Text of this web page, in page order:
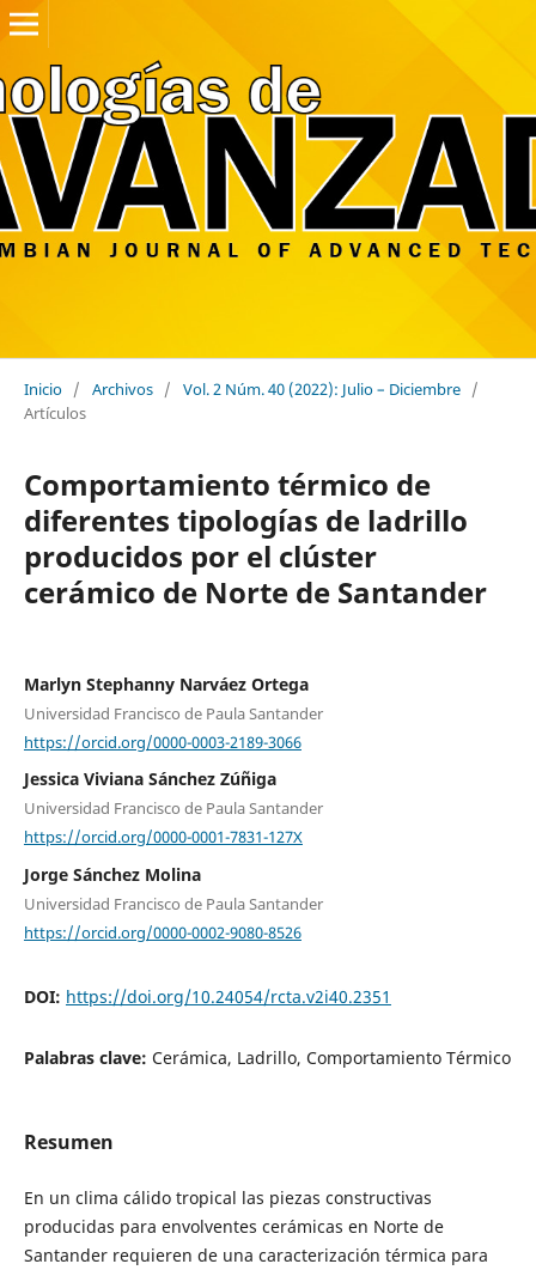
Inicio / Archivos / Vol. 2 Núm. 40 (2022): Julio – Diciembre /
Artículos
Comportamiento térmico de
diferentes tipologías de ladrillo
producidos por el clúster
cerámico de Norte de Santander
Marlyn Stephanny Narváez Ortega
Universidad Francisco de Paula Santander
https://orcid.org/0000-0003-2189-3066
Jessica Viviana Sánchez Zúñiga
Universidad Francisco de Paula Santander
https://orcid.org/0000-0001-7831-127X
Jorge Sánchez Molina
Universidad Francisco de Paula Santander
https://orcid.org/0000-0002-9080-8526
DOI: https://doi.org/10.24054/rcta.v2i40.2351
Palabras clave: Cerámica, Ladrillo, Comportamiento Térmico
Resumen
En un clima cálido tropical las piezas constructivas
producidas para envolventes cerámicas en Norte de
Santander requieren de una caracterización térmica para